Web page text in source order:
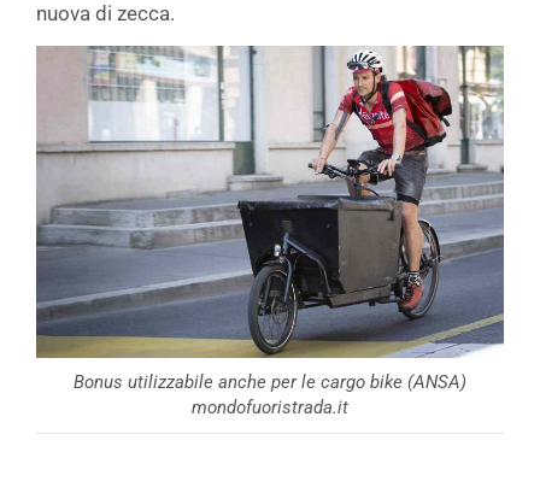
nuova di zecca.
Bonus utilizzabile anche per le cargo bike (ANSA)
mondofuoristrada.it